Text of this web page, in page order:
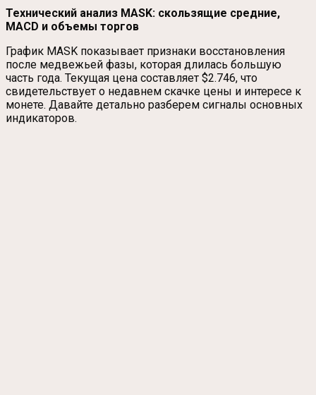
Технический анализ MASK: скользящие средние,
MACD и объемы торгов
График MASK показывает признаки восстановления
после медвежьей фазы, которая длилась большую
часть года. Текущая цена составляет $2.746, что
свидетельствует о недавнем скачке цены и интересе к
монете. Давайте детально разберем сигналы основных
индикаторов.